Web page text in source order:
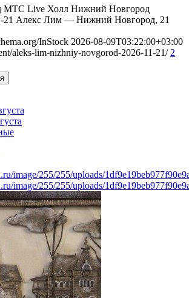
МТС Live Холл Нижний Новгород
21 Алекс Лим — Нижний Новгород, 21
InStock 2026-08-09T03:22:00+03:00
aleks-lim-nizhniy-novgorod-2026-11-21/ 2
image/255/255/uploads/
image/255/255/uploads/